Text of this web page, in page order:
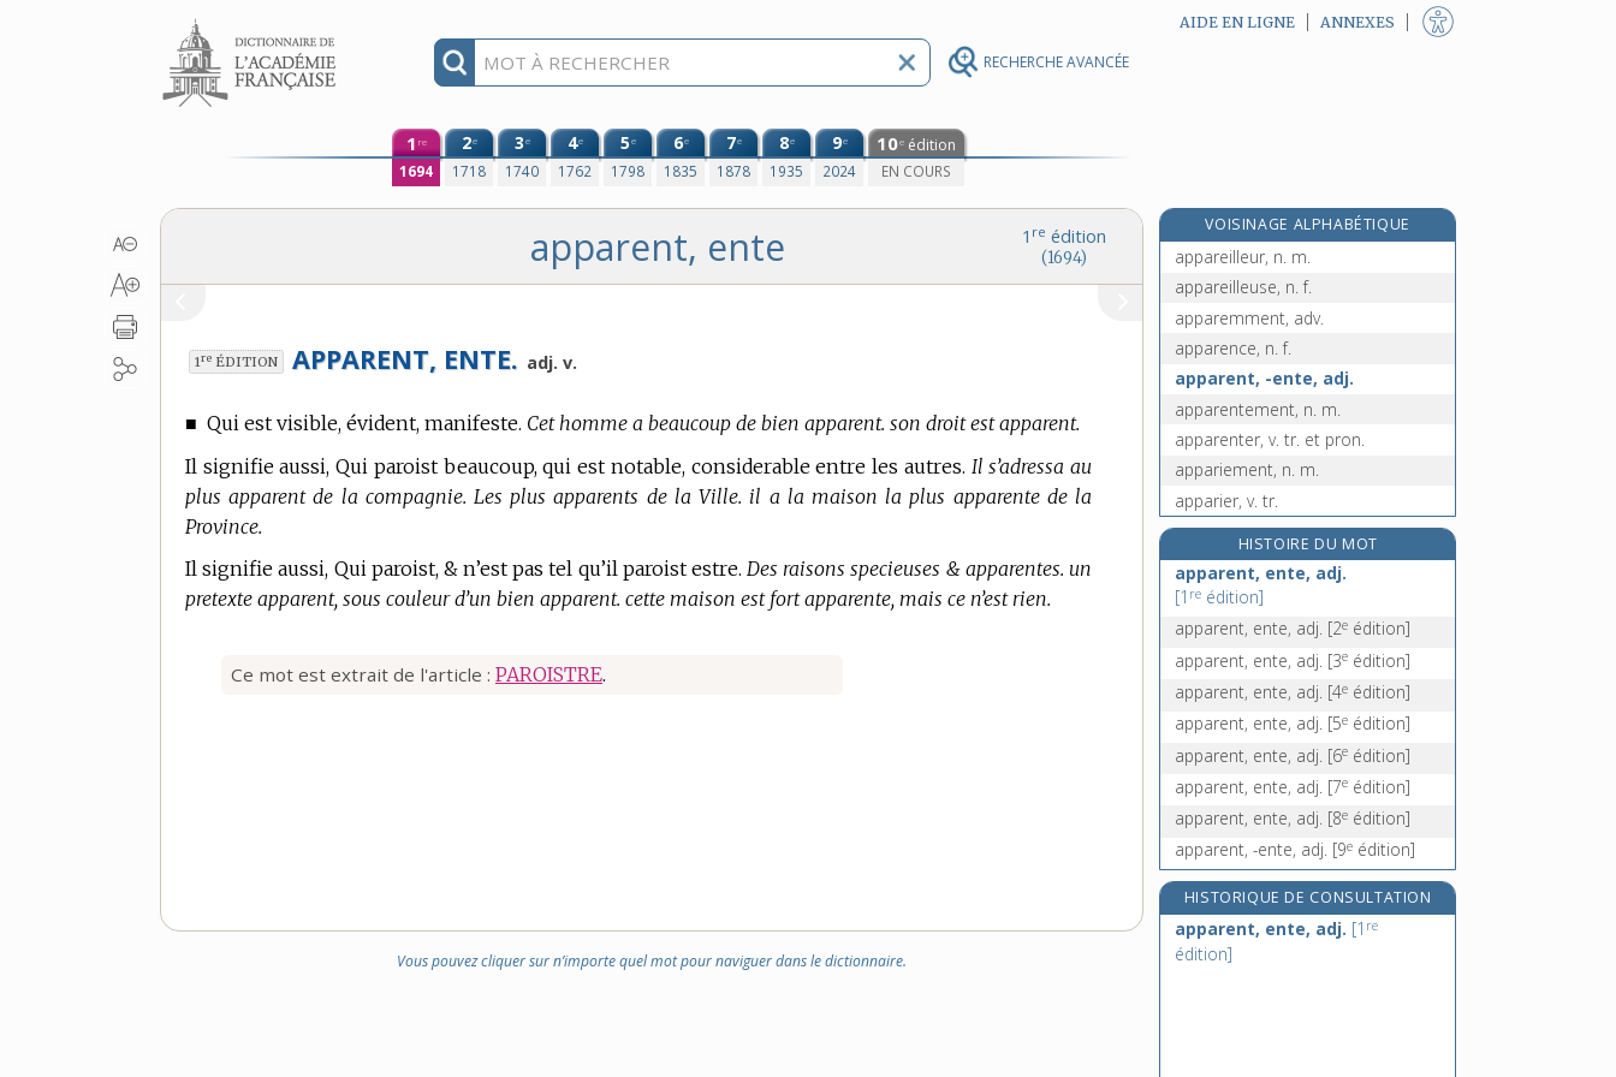
RECHERCHE AVANCÉE
Aller au contenu AIDE EN LIGNE ANNEXES
1 re
1694
2e
1718
3e
1740
4e
1762
5e
1798
6e
1835
7e
1878
8e
1935
9e
2024
10e édition
EN COURS
1 re édition
(1694)
apparent, ente
1re ÉDITION APPARENT, ENTE. adj. v.
■ Qui est visible, évident, manifeste. Cet homme a beaucoup de bien apparent. son droit est apparent.
Il signifie aussi, Qui paroist beaucoup, qui est notable, considerable entre les autres. Il s’adressa au
plus apparent de la compagnie. Les plus apparents de la Ville. il a la maison la plus apparente de la
Province.
Il signifie aussi, Qui paroist, & n’est pas tel qu’il paroist estre.Des raisons specieuses & apparentes. un
pretexte apparent, sous couleur d’un bien apparent. cette maison est fort apparente, mais ce n’est rien.
Ce mot est extrait de l'article : PAROISTRE.
Vous pouvez cliquer sur n’importe quel mot pour naviguer dans le dictionnaire.
VOISINAGE ALPHABÉTIQUE
appareiller [II], v. tr. et pron.
appareilleur, n. m.
appareilleuse, n. f.
apparemment, adv.
apparence, n. f.
apparent, -ente, adj.
apparentement, n. m.
apparenter, v. tr. et pron.
appariement, n. m.
apparier, v. tr.
appariteur, n. m.
apparition, n. f.
apparoir, v. intr.
appartement, n. m.
appartenance, n. f.
HISTOIRE DU MOT
apparent, ente, adj.
[1 re édition]
apparent, ente, adj. [2e édition]
apparent, ente, adj. [3e édition]
apparent, ente, adj. [4e édition]
apparent, ente, adj. [5e édition]
apparent, ente, adj. [6e édition]
apparent, ente, adj. [7e édition]
apparent, ente, adj. [8e édition]
apparent, -ente, adj. [9e édition]
HISTORIQUE DE CONSULTATION
apparent, ente, adj. [1 re
édition]